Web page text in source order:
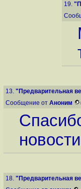
19.
13. "Предварительная
Сообщение от Аноним
18. "Предварительная